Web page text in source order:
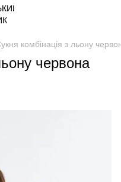
комбінація з льону
червона